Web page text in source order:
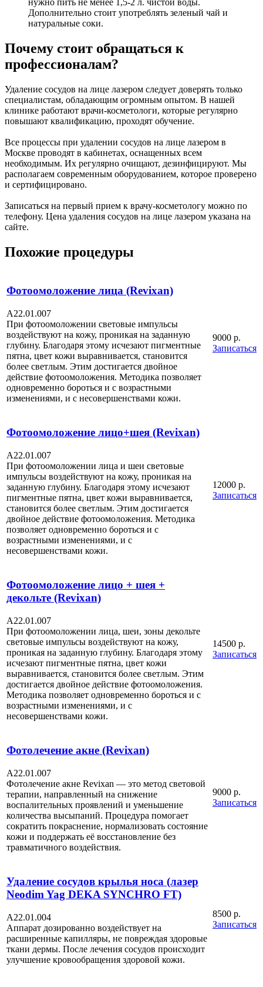
нужно пить не менее 1,5-2 л. чистой воды.
Дополнительно стоит употреблять зеленый чай и
натуральные соки.
Почему стоит обращаться к
профессионалам?
Удаление сосудов на лице лазером следует доверять только
специалистам, обладающим огромным опытом. В нашей
клинике работают врачи-косметологи, которые регулярно
повышают квалификацию, проходят обучение.
Все процессы при удалении сосудов на лице лазером в
Москве проводят в кабинетах, оснащенных всем
необходимым. Их регулярно очищают, дезинфицируют. Мы
располагаем современным оборудованием, которое проверено
и сертифицировано.
Записаться на первый прием к врачу-косметологу можно по
телефону. Цена удаления сосудов на лице лазером указана на
сайте.
Похожие процедуры
Фотоомоложение лица (Revixan)
А22.01.007
При фотоомоложении световые импульсы
воздействуют на кожу, проникая на заданную
глубину. Благодаря этому исчезают пигментные
пятна, цвет кожи выравнивается, становится
более светлым. Этим достигается двойное
действие фотоомоложения. Методика позволяет
одновременно бороться и с возрастными
изменениями, и с несовершенствами кожи.
9000 р.
Записаться
Фотоомоложение лицо+шея (Revixan)
А22.01.007
При фотоомоложении лица и шеи световые
импульсы воздействуют на кожу, проникая на
заданную глубину. Благодаря этому исчезают
пигментные пятна, цвет кожи выравнивается,
становится более светлым. Этим достигается
двойное действие фотоомоложения. Методика
позволяет одновременно бороться и с
возрастными изменениями, и с
несовершенствами кожи.
12000 р.
Записаться
Фотоомоложение лицо + шея +
декольте (Revixan)
А22.01.007
При фотоомоложении лица, шеи, зоны декольте
световые импульсы воздействуют на кожу,
проникая на заданную глубину. Благодаря этому
исчезают пигментные пятна, цвет кожи
выравнивается, становится более светлым. Этим
достигается двойное действие фотоомоложения.
Методика позволяет одновременно бороться и с
возрастными изменениями, и с
несовершенствами кожи.
14500 р.
Записаться
Фотолечение акне (Revixan)
А22.01.007
Фотолечение акне Revixan — это метод световой
терапии, направленный на снижение
воспалительных проявлений и уменьшение
количества высыпаний. Процедура помогает
сократить покраснение, нормализовать состояние
кожи и поддержать её восстановление без
травматичного воздействия.
9000 р.
Записаться
Удаление сосудов крылья носа (лазер
Neodim Yag DEKA SYNCHRO FT)
A22.01.004
Аппарат дозированно воздействует на
расширенные капилляры, не повреждая здоровые
ткани дермы. После лечения сосудов происходит
улучшение кровообращения здоровой кожи.
8500 р.
Записаться